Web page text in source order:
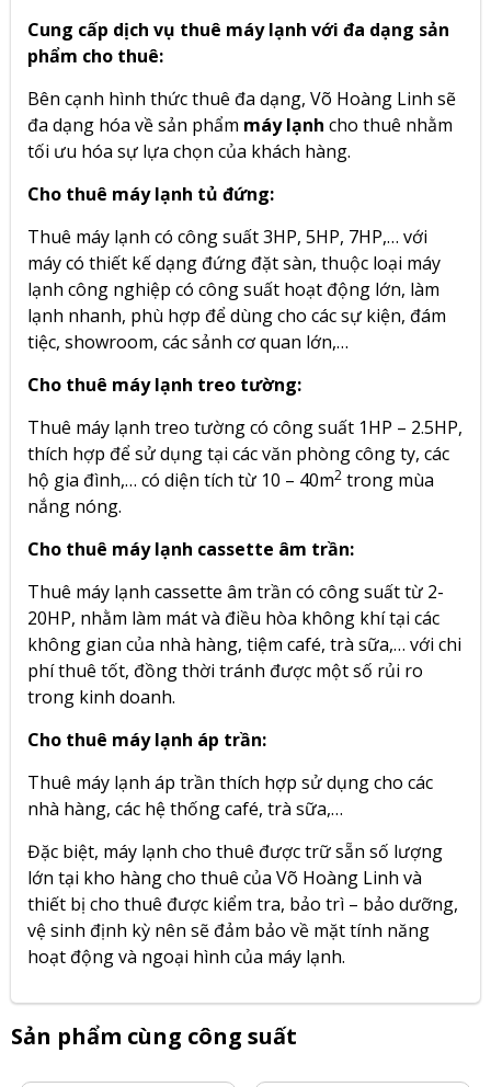
Cung cấp dịch vụ thuê máy lạnh với đa dạng sản
phẩm cho thuê:
Bên cạnh hình thức thuê đa dạng, Võ Hoàng Linh sẽ
đa dạng hóa về sản phẩm máy lạnh cho thuê nhằm
tối ưu hóa sự lựa chọn của khách hàng.
Cho thuê máy lạnh tủ đứng:
Thuê máy lạnh có công suất 3HP, 5HP, 7HP,… với
máy có thiết kế dạng đứng đặt sàn, thuộc loại máy
lạnh công nghiệp có công suất hoạt động lớn, làm
lạnh nhanh, phù hợp để dùng cho các sự kiện, đám
tiệc, showroom, các sảnh cơ quan lớn,…
Cho thuê máy lạnh treo tường:
Thuê máy lạnh treo tường có công suất 1HP – 2.5HP,
thích hợp để sử dụng tại các văn phòng công ty, các
hộ gia đình,… có diện tích từ 10 – 40m2 trong mùa
nắng nóng.
Cho thuê máy lạnh cassette âm trần:
Thuê máy lạnh cassette âm trần có công suất từ 2-
20HP, nhằm làm mát và điều hòa không khí tại các
không gian của nhà hàng, tiệm café, trà sữa,… với chi
phí thuê tốt, đồng thời tránh được một số rủi ro
trong kinh doanh.
Cho thuê máy lạnh áp trần:
Thuê máy lạnh áp trần thích hợp sử dụng cho các
nhà hàng, các hệ thống café, trà sữa,…
Đặc biệt, máy lạnh cho thuê được trữ sẵn số lượng
lớn tại kho hàng cho thuê của Võ Hoàng Linh và
thiết bị cho thuê được kiểm tra, bảo trì – bảo dưỡng,
vệ sinh định kỳ nên sẽ đảm bảo về mặt tính năng
hoạt động và ngoại hình của máy lạnh.
Sản phẩm cùng công suất